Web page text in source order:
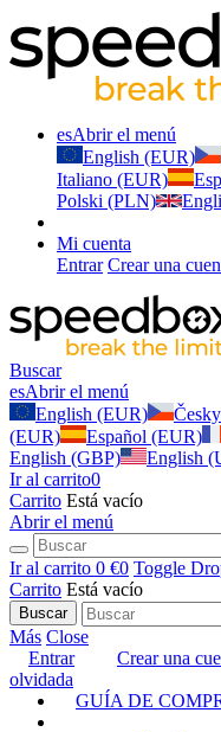
esAbrir el menú
English (EUR)
Italiano (EUR)
Polski (PLN)
Mi cuenta
Entrar Crear una
Buscar
esAbrir el menú
English (EUR)
(EUR)
Español (EUR)
English (GBP)
English
Ir al carrito0
Carrito Está vacío
Abrir el menú
Ir al carrito 0 €0 Toggle
Carrito Está vacío
Buscar
Más Close
Entrar
Crear una
olvidada
GUÍA DE